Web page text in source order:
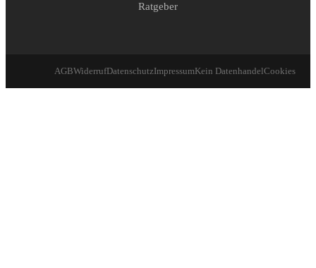
Ratgeber
AGBWiderrufDatenschutzImpressumKein DatenhandelCookies